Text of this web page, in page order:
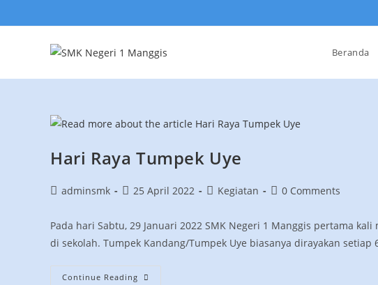
Beranda
Hari Raya Tumpek Uye
adminsmk 25 April 2022 Kegiatan 0 Comments
Pada hari Sabtu, 29 Januari 2022 SMK Negeri 1 Manggis pertama
di sekolah. Tumpek Kandang/Tumpek Uye biasanya dirayakan setiap
Continue Reading